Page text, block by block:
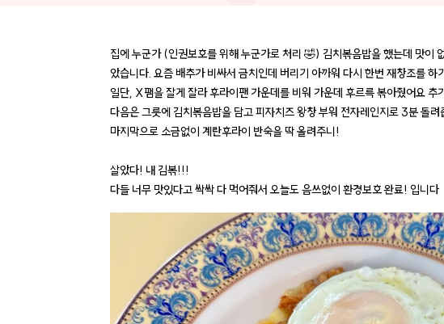
집에 누군가 (인권보호를 위해 누군가로 처리 🤣) 김치볶음밥을 했는데 맛이
았습니다. 요즘 배추가 비싸서 금치인데 버리기 아까워 다시 한번 재창조를 하
일단, X팸을 잘게 잘라 후라이팬 가운데를 비워 가운데 후르륵 볶아줬어요 추
다음은 그릇에 김치볶음밥을 담고 피자치즈 왕창 부워 전자레인지로 3분 돌려
마지막으로 소금없이 계란후라이 반숙을 딱 올려주니!
살았다! 내 김볶!!!
다들 너무 맛있다고 싹싹 다 먹어줘서 오늘도 음쓰없이 환경보호 완료! 입니다